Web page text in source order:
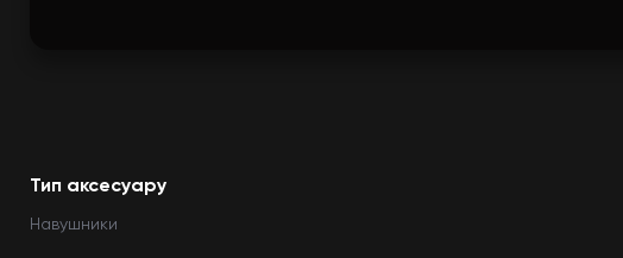
Тип аксесуару
Навушники